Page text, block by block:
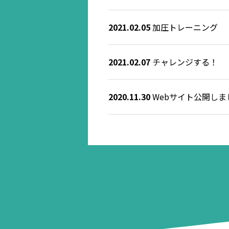
2021.02.05加圧トレーニング
2021.02.07チャレンジする！
2020.11.30Webサイト公開しま